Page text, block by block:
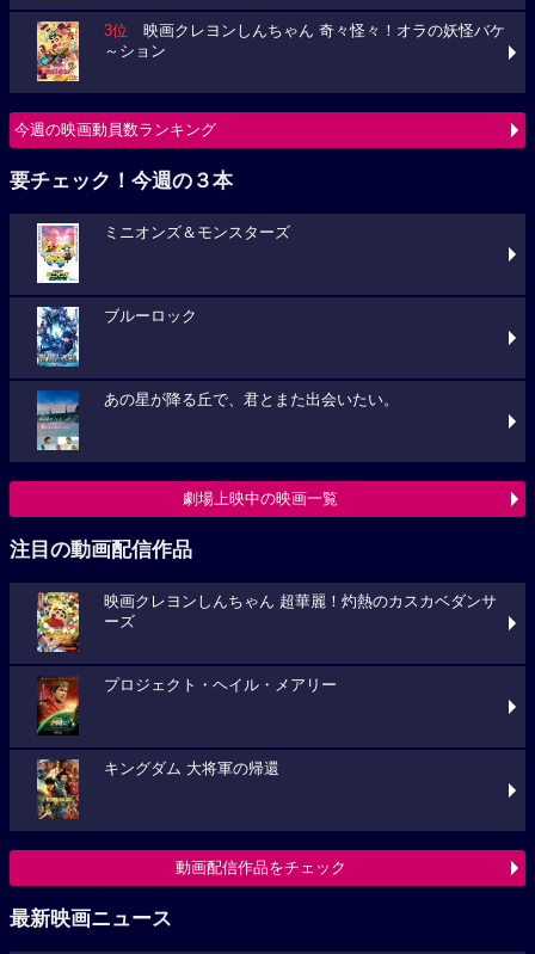
3位 映画クレヨンしんちゃん 奇々怪々！オラの妖怪バケ
～ション
今週の映画動員数ランキング
要チェック！今週の３本
ミニオンズ＆モンスターズ
ブルーロック
あの星が降る丘で、君とまた出会いたい。
劇場上映中の映画一覧
注目の動画配信作品
映画クレヨンしんちゃん 超華麗！灼熱のカスカベダンサ
ーズ
プロジェクト・ヘイル・メアリー
キングダム 大将軍の帰還
動画配信作品をチェック
最新映画ニュース